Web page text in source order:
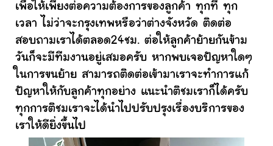
เพื่อให้เพียงต่อความต้องการของลูกค้า ทุกที่ ทุก
เวลา ไม่ว่าจะกรุงเทพหรือว่าต่างจังหวัด ติดต่อ
สอบถามเราได้ตลอด24ชม. ต่อให้ลูกค้าย้ายกันข้าม
วันก็จะมีทีมงานอยู่เสมอครับ หากพบเจอปัญหาใดๆ
ในการขนย้าย สามารถติดต่อเข้ามาเราจะทำการแก้
ปัญหาให้กับลูกค้าทุกอย่าง แนะนำติชมเราก็ได้ครับ
ทุกการติชมเราจะได้นำไปปรับปรุงเรื่องบริการของ
เราให้ดียิ่งขึ้นไป